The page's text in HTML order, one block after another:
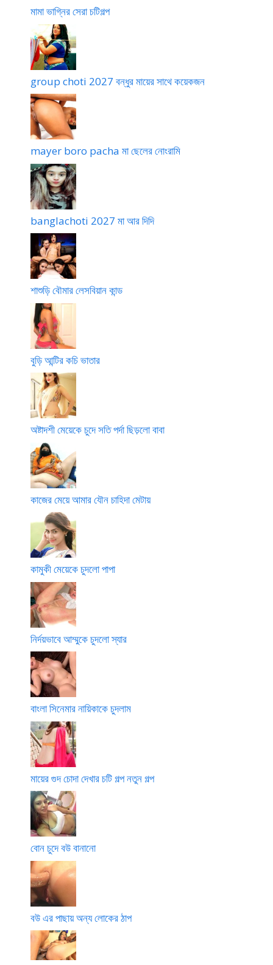
মামা ভাগ্নির সেরা চটিগল্প
group choti 2027 বন্ধুর মায়ের সাথে কয়েকজন
mayer boro pacha মা ছেলের নোংরামি
banglachoti 2027 মা আর দিদি
শাশুড়ি বৌমার লেসবিয়ান কান্ড
বুড়ি আন্টির কচি ভাতার
অষ্টাদশী মেয়েকে চুদে সতি পর্দা ছিড়লো বাবা
কাজের মেয়ে আমার যৌন চাহিদা মেটায়
কামুকী মেয়েকে চুদলো পাপা
নির্দয়ভাবে আম্মুকে চুদলো স্যার
বাংলা সিনেমার নায়িকাকে চুদলাম
মায়ের গুদ চোদা দেখার চটি গল্প নতুন গল্প
বোন চুদে বউ বানানো
বউ এর পাছায় অন্য লোকের ঠাপ